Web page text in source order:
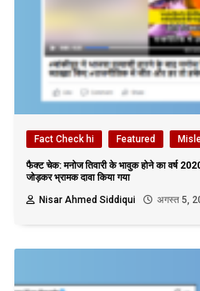
Fact Check hi Featured
फैक्ट चेक: मनोज तिवारी के भावुक होने का वर्ष
जोड़कर भ्रामक दावा किया गया
Nisar Ahmed Siddiqui
अगस्त 5,